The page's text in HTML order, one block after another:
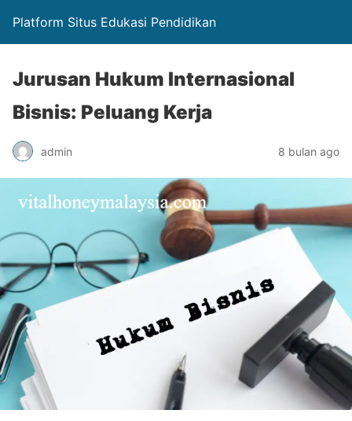
Platform Situs Edukasi Pendidikan
Jurusan Hukum Internasional
Bisnis: Peluang Kerja
admin 8 bulan ago